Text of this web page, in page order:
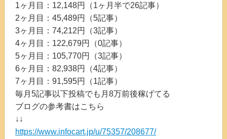
1ヶ月目：12,148円（1ヶ月半で26記事）
2ヶ月目：45,489円（5記事）
3ヶ月目：74,212円（3記事）
4ヶ月目：122,679円（0記事）
5ヶ月目：105,770円（3記事）
6ヶ月目：82,938円（4記事）
7ヶ月目：91,595円（1記事）
毎月5記事以下投稿でも月8万前後稼げてる
ブログの参考書はこちら
↓↓
https://www.infocart.jp/u/75357/208677/